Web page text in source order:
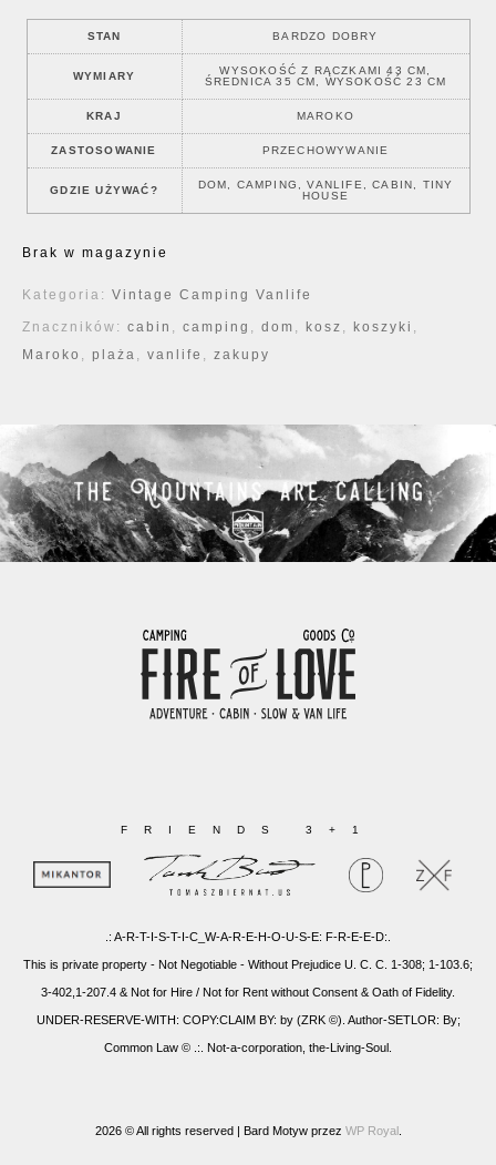
STAN BARDZO DOBRY
WYMIARY
WYSOKOŚĆ Z RĄCZKAMI 43 CM,
ŚREDNICA 35 CM, WYSOKOŚĆ 23 CM
KRAJ MAROKO
ZASTOSOWANIE PRZECHOWYWANIE
GDZIE UŻYWAĆ?
DOM, CAMPING, VANLIFE, CABIN, TINY
HOUSE
Brak w magazynie
Kategoria: Vintage Camping Vanlife
Znaczników: cabin , camping , dom , kosz , koszyki ,
Maroko , plaża , vanlife , zakupy
FRIENDS 3+1
.: A-R-T-I-S-T-I-C_W-A-R-E-H-O-U-S-E: F-R-E-E-D:.
This is private property - Not Negotiable - Without Prejudice U. C. C. 1-308; 1-103.6;
3-402,1-207.4 & Not for Hire / Not for Rent without Consent & Oath of Fidelity.
UNDER-RESERVE-WITH: COPY:CLAIM BY: by (ZRK ©). Author-SETLOR: By;
Common Law © .:. Not-a-corporation, the-Living-Soul.
2026 © All rights reserved | Bard Motyw przez WP Royal .